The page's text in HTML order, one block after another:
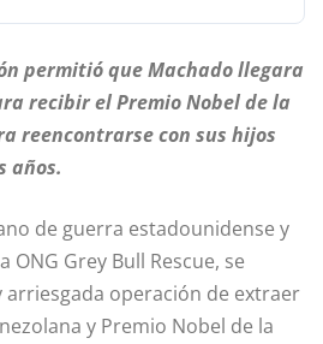
permitió que Machado llegara
recibir el Premio Nobel de la
reencontrarse con sus hijos
años.
de guerra estadounidense y
Grey Bull Rescue, se
operación de extraer
y Premio Nobel de la